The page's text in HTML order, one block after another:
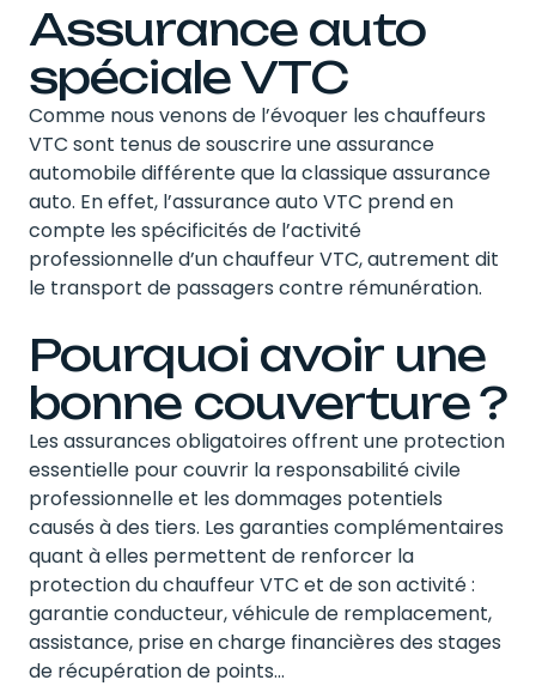
Assurance auto
spéciale VTC
Comme nous venons de l’évoquer les chauffeurs
VTC sont tenus de souscrire une assurance
automobile différente que la classique assurance
auto. En effet, l’assurance auto VTC prend en
compte les spécificités de l’activité
professionnelle d’un chauffeur VTC, autrement dit
le transport de passagers contre rémunération.
Pourquoi avoir une
bonne couverture ?
Les assurances obligatoires offrent une protection
essentielle pour couvrir la responsabilité civile
professionnelle et les dommages potentiels
causés à des tiers. Les garanties complémentaires
quant à elles permettent de renforcer la
protection du chauffeur VTC et de son activité :
garantie conducteur, véhicule de remplacement,
assistance, prise en charge financières des stages
de récupération de points…